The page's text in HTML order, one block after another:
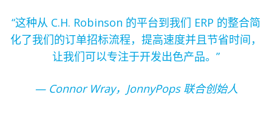
“这种从 C.H. Robinson 的平台到我们 ERP 的整合简
化了我们的订单招标流程，提高速度并且节省时间，
让我们可以专注于开发出色产品。”
— Connor Wray，JonnyPops 联合创始人